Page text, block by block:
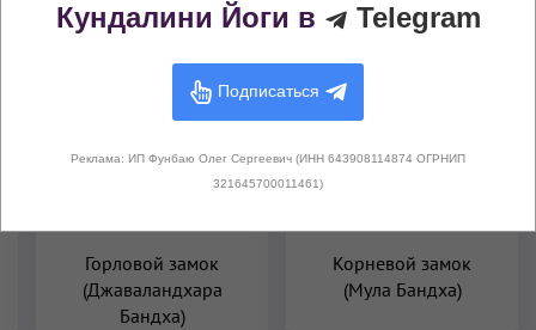
Горловой замок
(Джаваландхара
Бандха)
Корневой замок
(Мула Бандха)
Кундалини Йоги в Telegram
Подписаться
Реклама: ИП Фунбаю Олег Сергеевич (ИНН 643908114874 ОГРНИП
321645700011461)